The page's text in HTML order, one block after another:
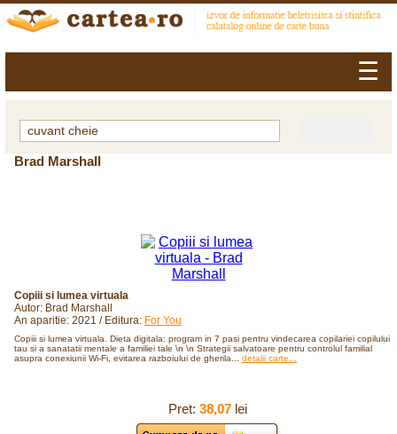
☰
Brad Marshall
Copiii si lumea virtuala
Autor: Brad Marshall
An aparitie: 2021 / Editura: For You
Copiii si lumea virtuala. Dieta digitala: program in 7 pasi pentru vindecarea copilariei copilului
tau si a sanatatii mentale a familiei tale \n \n Strategii salvatoare pentru controlul familial
asupra conexiunii Wi-Fi, evitarea razboiului de gherila... detalii carte...
Pret: 38,07lei